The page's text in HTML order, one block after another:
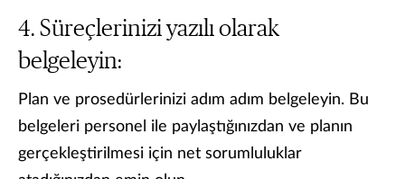
Süreçlerinizi yazılı olarak
belgeleyin:
Plan ve prosedürlerinizi adım adım belgeleyin. Bu
belgeleri personel ile paylaştığınızdan ve planın
gerçekleştirilmesi için net sorumluluklar